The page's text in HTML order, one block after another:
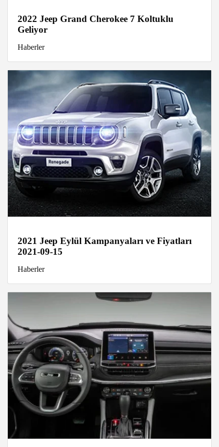
2022 Jeep Grand Cherokee 7 Koltuklu
Geliyor
Haberler
2021 Jeep Eylül Kampanyaları ve Fiyatları
2021-09-15
Haberler